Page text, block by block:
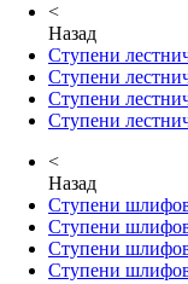
<
Назад
Ступени
Ступени
Ступени
Ступени
<
Назад
Ступени
Ступени
Ступени
Ступени